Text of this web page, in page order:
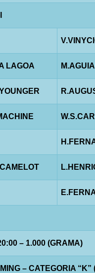
LAGOA
– 1.000 (GRAMA)
– CATEGORIA “K”